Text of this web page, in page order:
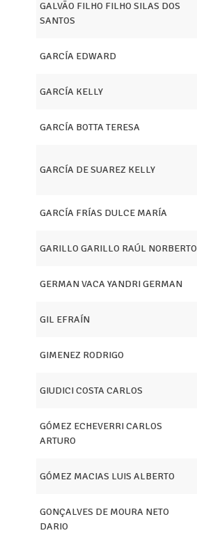
GALVÃO FILHO FILHO SILAS DOS
SANTOS
GARCÍA EDWARD
GARCÍA KELLY
GARCÍA BOTTA TERESA
GARCÍA DE SUAREZ KELLY
GARCÍA FRÍAS DULCE MARÍA
GARILLO GARILLO RAÚL NORBERTO
GERMAN VACA YANDRI GERMAN
GIL EFRAÍN
GIMENEZ RODRIGO
GIUDICI COSTA CARLOS
GÓMEZ ECHEVERRI CARLOS
ARTURO
GÓMEZ MACIAS LUIS ALBERTO
GONÇALVES DE MOURA NETO
DARIO